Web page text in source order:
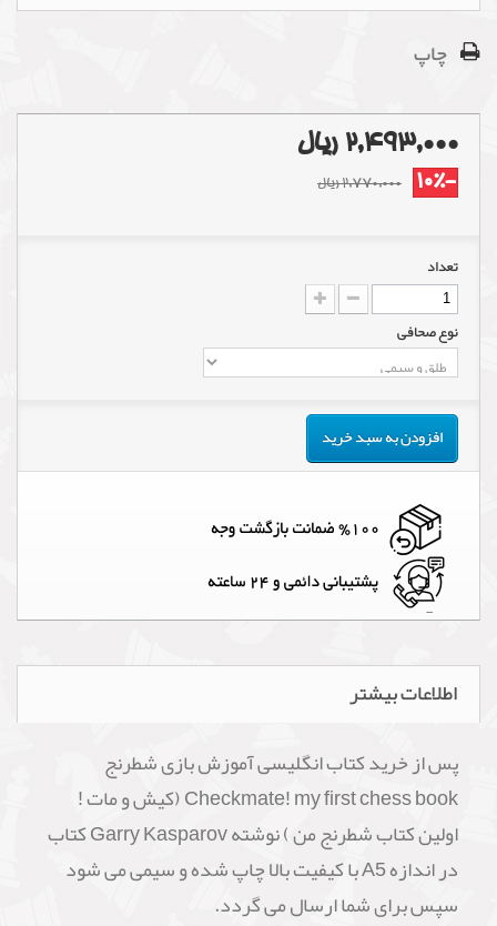
چاپ
2,493,000 ریال
-10% 2,770,000 ریال
تعداد
نوع صحافی
افزودن به سبد خرید
اطلاعات بیشتر
پس از خرید کتاب انگلیسی آموزش بازی شطرنج
Checkmate! my first chess book (کیش و مات !
اولین کتاب شطرنج من ) نوشته Garry Kasparov کتاب
در اندازه A5 با کیفیت بالا چاپ شده و سیمی می شود
سپس برای شما ارسال می گردد.